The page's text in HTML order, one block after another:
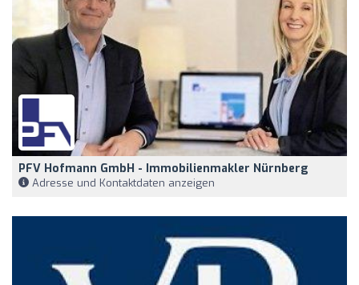
PFV Hofmann GmbH - Immobilienmakler Nürnberg
Adresse und Kontaktdaten anzeigen